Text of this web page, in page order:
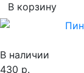
В корзину
В наличии
430 р.